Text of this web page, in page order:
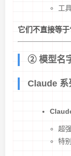
工
它们不直接等
② 模型名
Claude 系
超
特